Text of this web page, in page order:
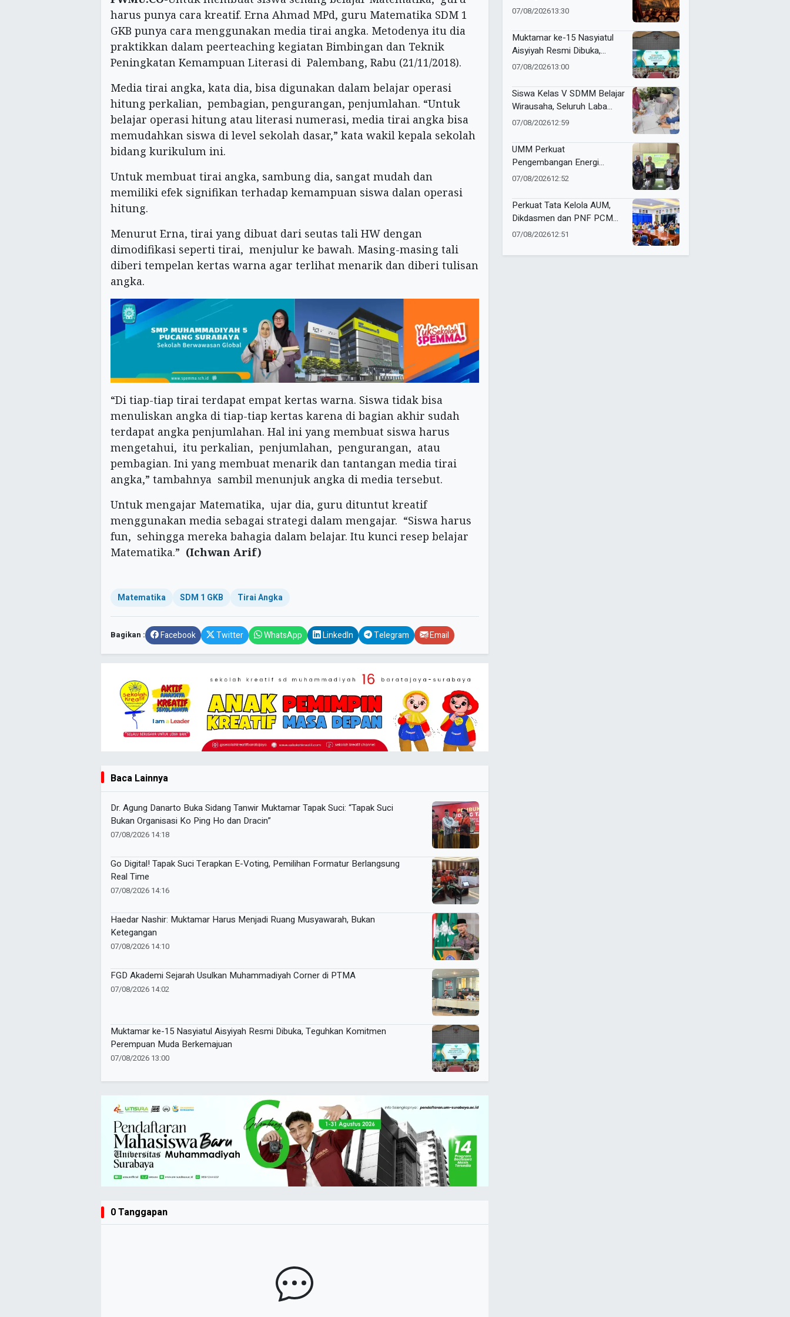
harus punya cara kreatif. Erna Ahmad MPd, guru Matematika SDM 1
GKB punya cara menggunakan media tirai angka. Metodenya itu dia
praktikkan dalam peerteaching kegiatan Bimbingan dan Teknik
Peningkatan Kemampuan Literasi di Palembang, Rabu (21/11/2018).
Media tirai angka, kata dia, bisa digunakan dalam belajar operasi
hitung perkalian, pembagian, pengurangan, penjumlahan. “Untuk
belajar operasi hitung atau literasi numerasi, media tirai angka bisa
memudahkan siswa di level sekolah dasar,” kata wakil kepala sekolah
bidang kurikulum ini.
Untuk membuat tirai angka, sambung dia, sangat mudah dan
memiliki efek signifikan terhadap kemampuan siswa dalan operasi
hitung.
Menurut Erna, tirai yang dibuat dari seutas tali HW dengan
dimodifikasi seperti tirai, menjulur ke bawah. Masing-masing tali
diberi tempelan kertas warna agar terlihat menarik dan diberi tulisan
angka.
“Di tiap-tiap tirai terdapat empat kertas warna. Siswa tidak bisa
menuliskan angka di tiap-tiap kertas karena di bagian akhir sudah
terdapat angka penjumlahan. Hal ini yang membuat siswa harus
mengetahui, itu perkalian, penjumlahan, pengurangan, atau
pembagian. Ini yang membuat menarik dan tantangan media tirai
angka,” tambahnya sambil menunjuk angka di media tersebut.
Untuk mengajar Matematika, ujar dia, guru dituntut kreatif
menggunakan media sebagai strategi dalam mengajar. “Siswa harus
fun, sehingga mereka bahagia dalam belajar. Itu kunci resep belajar
Matematika.” (Ichwan Arif)
Matematika SDM 1 GKB Tirai Angka
Bagikan : Facebook Twitter WhatsApp LinkedIn Telegram Email
Baca Lainnya
Dr. Agung Danarto Buka Sidang Tanwir Muktamar Tapak Suci: “Tapak Suci
Bukan Organisasi Ko Ping Ho dan Dracin”
07/08/2026 14:18
Go Digital! Tapak Suci Terapkan E-Voting, Pemilihan Formatur Berlangsung
Real Time
07/08/2026 14:16
Haedar Nashir: Muktamar Harus Menjadi Ruang Musyawarah, Bukan
Ketegangan
07/08/2026 14:10
FGD Akademi Sejarah Usulkan Muhammadiyah Corner di PTMA
07/08/2026 14:02
Muktamar ke-15 Nasyiatul Aisyiyah Resmi Dibuka, Teguhkan Komitmen
Perempuan Muda Berkemajuan
07/08/2026 13:00
0 Tanggapan
Menjemput Masa Depan
07/08/202613:30
Muktamar ke-15 Nasyiatul
Aisyiyah Resmi Dibuka,
Teguhkan Komitmen
Berkemajuan
07/08/202613:00
Siswa Kelas V SDMM Belajar
Wirausaha, Seluruh Laba
Entrepreneur for Charity
07/08/202612:59
UMM Perkuat
Pengembangan Energi
Terbarukan Lewat Varietas
07/08/202612:52
Perkuat Tata Kelola AUM,
Dikdasmen dan PNF PCM
Tulangan Tandatangani
07/08/202612:51